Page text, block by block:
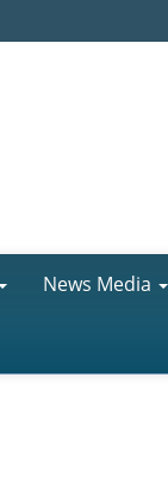
News Media